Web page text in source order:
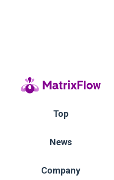
Top
News
Company